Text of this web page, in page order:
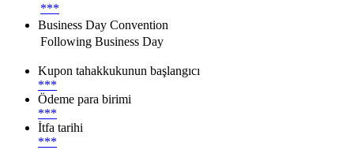
***
Business Day Convention
Following Business Day
Kupon tahakkukunun başlangıcı
***
Ödeme para birimi
***
İtfa tarihi
***